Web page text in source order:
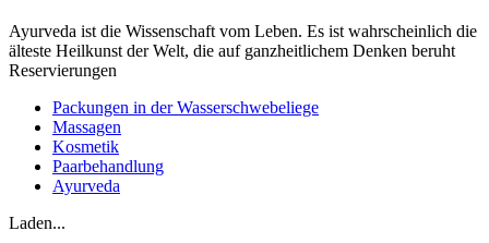
Ayurveda ist die Wissenschaft vom Leben. Es ist wahrscheinlich die
älteste Heilkunst der Welt, die auf ganzheitlichem Denken beruht
Reservierungen
Packungen in der Wasserschwebeliege
Massagen
Kosmetik
Paarbehandlung
Ayurveda
Laden...